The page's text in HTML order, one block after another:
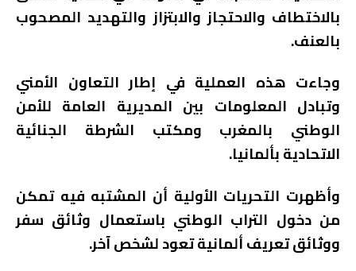
بالاختطاف والاحتجاز والابتزاز والتهديد المصحوب
بالعنف.
وجاءت هذه العملية في إطار التعاون الأمني
وتبادل المعلومات بين المديرية العامة للأمن
الوطني بالمغرب ومكتب الشرطة الجنائية
الاتحادية بألمانيا.
وأظهرت التحريات الأولية أن المشتبه فيه تمكن
من دخول التراب الوطني باستعمال وثائق سفر
ووثائق تعريف ألمانية تعود لشخص آخر.